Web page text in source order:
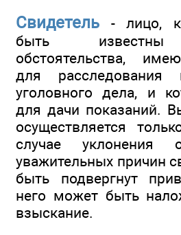
Свидетель - лицо,
быть известны
обстоятельства,
для расследования
уголовного дела, и
для дачи показаний.
осуществляется
случае
уважительных причин
быть подвергнут
него может быть
взыскание.